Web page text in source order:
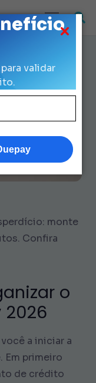
validar
Como
Rápidos
monte
Confira
o
a iniciar a
Em primeiro
de crédito